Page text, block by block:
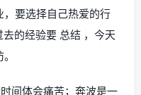
要选择自己热爱的行
的经验要 总结 ，今天
间体会痛苦；奔波是一